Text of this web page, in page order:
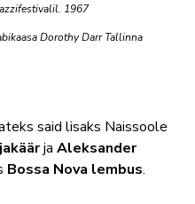
1967
Dorothy Darr Tallinna
said lisaks Naissoole
ja Aleksander
Bossa Nova lembus.